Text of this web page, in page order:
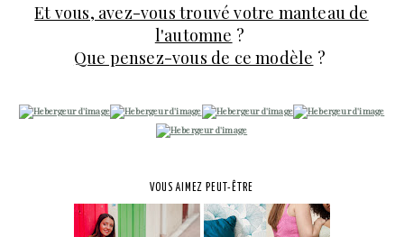
Et vous, avez-vous trouvé votre manteau de
l'automne ?
Que pensez-vous de ce modèle ?
VOUS AIMEZ PEUT-ÊTRE